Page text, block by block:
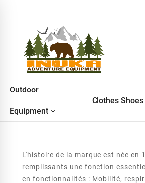
Outdoor
Equipment
Clothes Shoes
L'histoire de la marque est née en
remplissants une fonction
en fonctionnalités : Mobilité,